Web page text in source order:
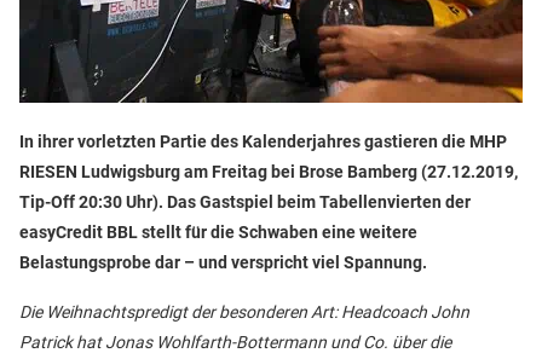
In ihrer vorletzten Partie des Kalenderjahres gastieren die MHP
RIESEN Ludwigsburg am Freitag bei Brose Bamberg (27.12.2019,
Tip-Off 20:30 Uhr). Das Gastspiel beim Tabellenvierten der
easyCredit BBL stellt für die Schwaben eine weitere
Belastungsprobe dar – und verspricht viel Spannung.
Die Weihnachtspredigt der besonderen Art: Headcoach John
Patrick hat Jonas Wohlfarth-Bottermann und Co. über die